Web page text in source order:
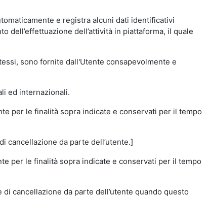
e registra alcuni dati identificativi
dell’effettuazione dell’attività in piattaforma, il quale
sono fornite dall'Utente consapevolmente e
ed internazionali.
per le finalità sopra indicate e conservati per il tempo
cancellazione da parte dell’utente.]
per le finalità sopra indicate e conservati per il tempo
cancellazione da parte dell’utente quando questo